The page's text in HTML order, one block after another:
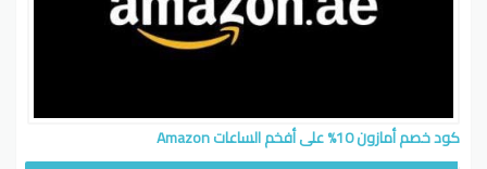
كود خصم أمازون 10% على أفخم الساعات Amazon